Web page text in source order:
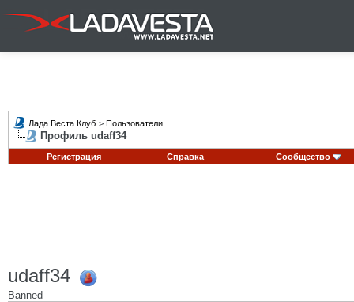
Лада Веста Клуб > Пользователи
Профиль udaff34
Регистрация Справка Сообщество
udaff34
Banned